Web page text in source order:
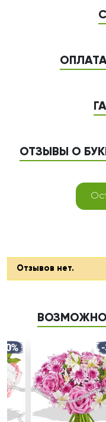
ОТЗЫВЫ О
Отзывов нет.